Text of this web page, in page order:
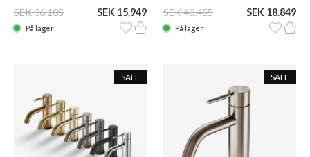
SEK 36.105 SEK 15.949
På lager
SEK 40.455 SEK 18.849
På lager
SALE SALE